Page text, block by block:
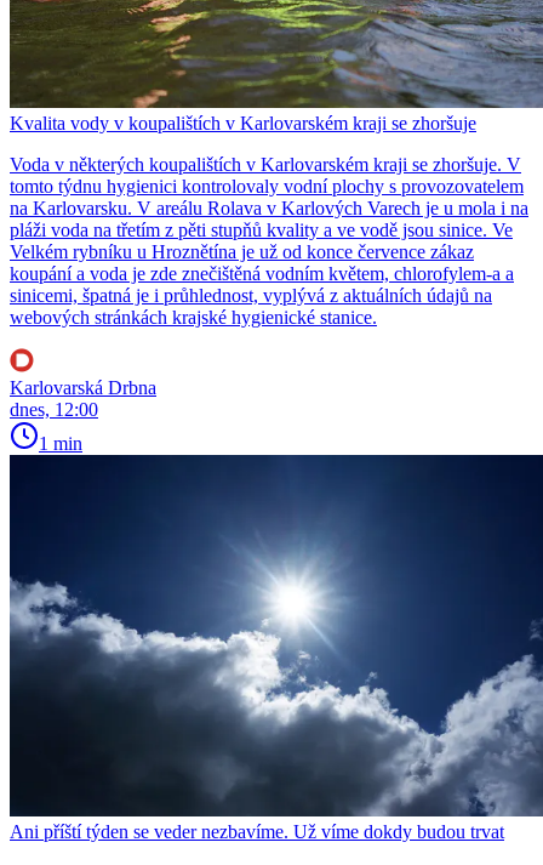
Kvalita vody v koupalištích v Karlovarském kraji se zhoršuje
Voda v některých koupalištích v Karlovarském kraji se zhoršuje. V
tomto týdnu hygienici kontrolovaly vodní plochy s provozovatelem
na Karlovarsku. V areálu Rolava v Karlových Varech je u mola i na
pláži voda na třetím z pěti stupňů kvality a ve vodě jsou sinice. Ve
Velkém rybníku u Hroznětína je už od konce července zákaz
koupání a voda je zde znečištěná vodním květem, chlorofylem-a a
sinicemi, špatná je i průhlednost, vyplývá z aktuálních údajů na
webových stránkách krajské hygienické stanice.
Karlovarská Drbna
dnes, 12:00
1 min
Ani příští týden se veder nezbavíme. Už víme dokdy budou trvat